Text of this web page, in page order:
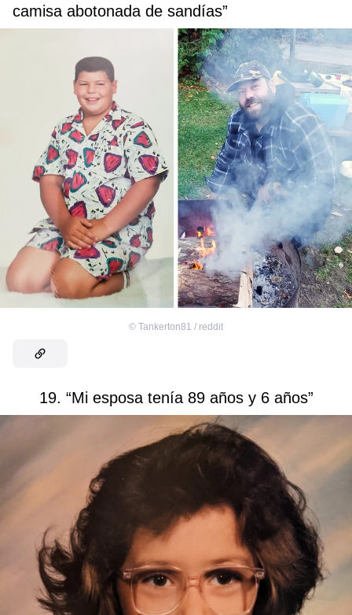
camisa abotonada de sandías”
© Tankerton81 / reddit
19. “Mi esposa tenía 89 años y 6 años”